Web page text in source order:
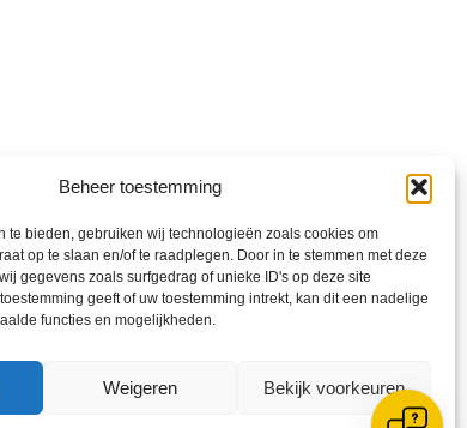
Beheer toestemming
te bieden, gebruiken wij technologieën zoals cookies om
op te slaan en/of te raadplegen. Door in te stemmen met deze
gegevens zoals surfgedrag of unieke ID's op deze site
geeft of uw toestemming intrekt, kan dit een nadelige
functies en mogelijkheden.
Weigeren Bekijk voorkeuren